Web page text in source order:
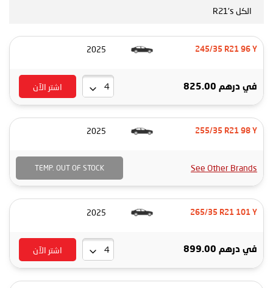
الكل R21's
245/35 R21 96 Y
2025
في درهم 825.00 اشتر الآن
255/35 R21 98 Y
2025
See Other Brands
TEMP. OUT OF STOCK
265/35 R21 101 Y
2025
في درهم 899.00 اشتر الآن